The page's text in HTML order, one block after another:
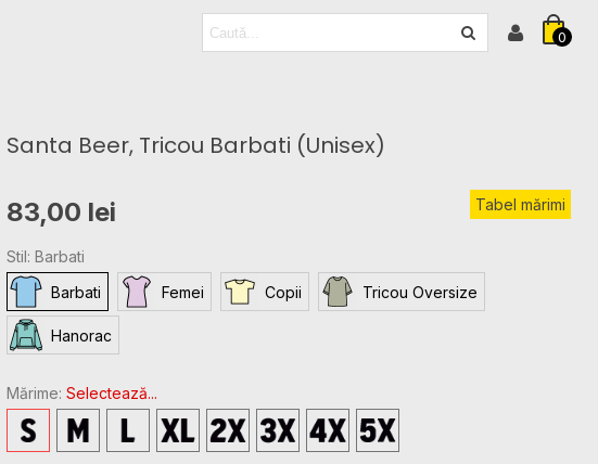
0
Santa Beer, Tricou Barbati (Unisex)
83,00 lei Tabel mărimi
Stil: Barbati
Barbati
Femei Copii Tricou Oversize
Hanorac
Mărime: Selectează...
M XL 2XL 3XL 4XL 5XL